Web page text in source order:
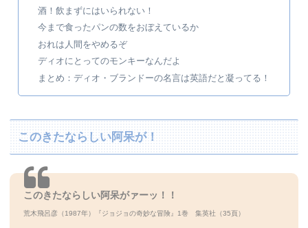
酒！飲まずにはいられない！
今まで食ったパンの数をおぼえているか
おれは人間をやめるぞ
ディオにとってのモンキーなんだよ
まとめ：ディオ・ブランドーの名言は英語だと凝ってる！
このきたならしい阿呆が！
このきたならしい阿呆がァーッ！！
荒木飛呂彦（1987年）『ジョジョの奇妙な冒険』1巻 集英社（35頁）